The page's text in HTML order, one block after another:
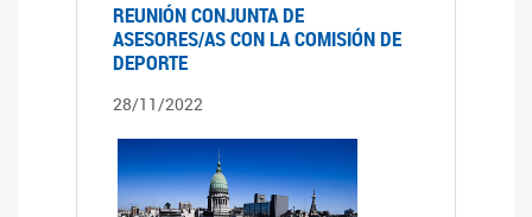
REUNIÓN CONJUNTA DE
ASESORES/AS CON LA COMISIÓN DE
DEPORTE
28/11/2022